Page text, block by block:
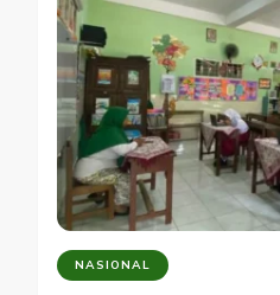
NASIONAL